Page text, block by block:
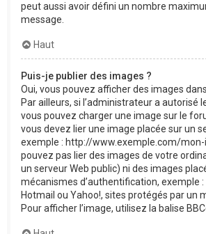
peut aussi avoir défini un nombre
message.
Haut
Puis-je publier des images ?
Oui, vous pouvez afficher des images
Par ailleurs, si l’administrateur a autorisé
vous pouvez charger une image sur le
vous devez lier une image placée sur un
exemple : http://www.exemple.com/mon-
pouvez pas lier des images de votre
un serveur Web public) ni des images
mécanismes d’authentification, exemple
Hotmail ou Yahoo!, sites protégés par un
Pour afficher l’image, utilisez la balise